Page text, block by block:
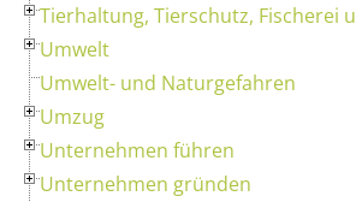
Tierhaltung, Tierschutz, Fischerei
Umwelt
Umwelt- und Naturgefahren
Umzug
Unternehmen führen
Unternehmen gründen